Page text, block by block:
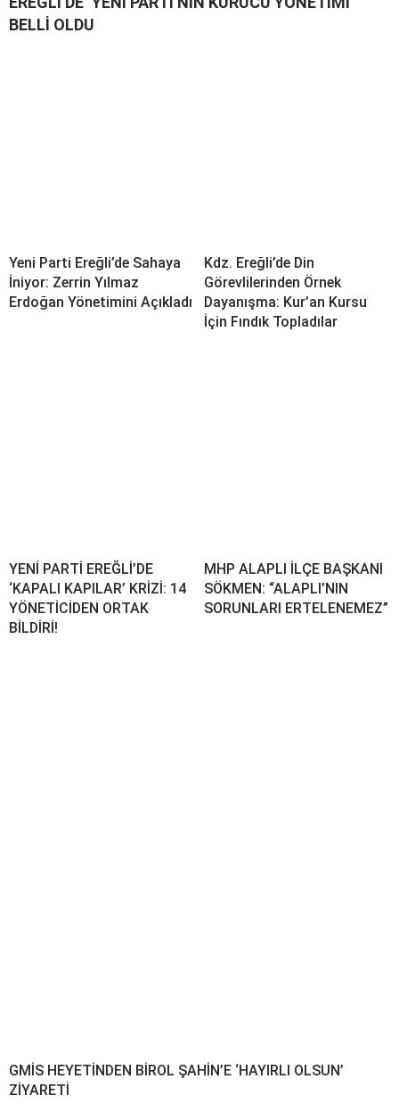
BELLİ OLDU
Yeni Parti Ereğli’de Sahaya
İniyor: Zerrin Yılmaz
Erdoğan Yönetimini Açıkladı
Kdz. Ereğli’de Din
Görevlilerinden Örnek
Dayanışma: Kur’an Kursu
İçin Fındık Topladılar
YENİ PARTİ EREĞLİ’DE
‘KAPALI KAPILAR’ KRİZİ: 14
YÖNETİCİDEN ORTAK
BİLDİRİ!
MHP ALAPLI İLÇE BAŞKANI
SÖKMEN: “ALAPLI’NIN
SORUNLARI ERTELENEMEZ”
GMİS HEYETİNDEN BİROL ŞAHİN’E ‘HAYIRLI OLSUN’
ZİYARETİ